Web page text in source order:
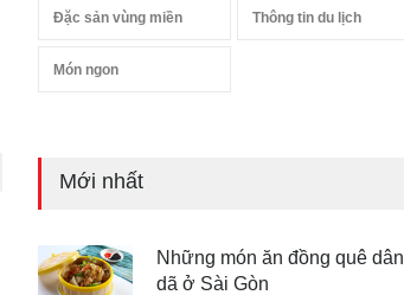
Đặc sản vùng miền Thông tin du lịch
Món ngon
Mới nhất
Những món ăn đồng quê dân
dã ở Sài Gòn